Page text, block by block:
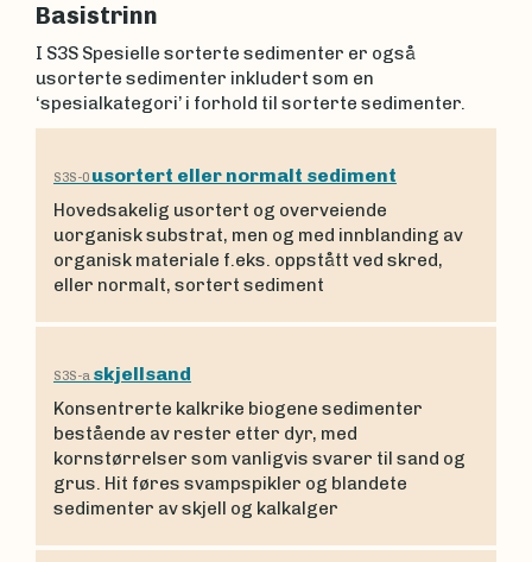
Basistrinn
I S3S Spesielle sorterte sedimenter er også
usorterte sedimenter inkludert som en
‘spesialkategori’ i forhold til sorterte sedimenter.
S3S-0 usortert eller normalt sediment
Hovedsakelig usortert og overveiende
uorganisk substrat, men og med innblanding av
organisk materiale f.eks. oppstått ved skred,
eller normalt, sortert sediment
S3S-a skjellsand
Konsentrerte kalkrike biogene sedimenter
bestående av rester etter dyr, med
kornstørrelser som vanligvis svarer til sand og
grus. Hit føres svampspikler og blandete
sedimenter av skjell og kalkalger